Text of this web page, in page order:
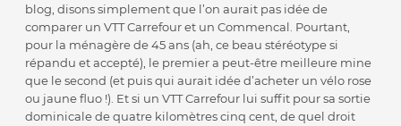
blog, disons simplement que l’on aurait pas idée de
comparer un VTT Carrefour et un Commencal. Pourtant,
pour la ménagère de 45 ans (ah, ce beau stéréotype si
répandu et accepté), le premier a peut-être meilleure mine
que le second (et puis qui aurait idée d’acheter un vélo rose
ou jaune fluo !). Et si un VTT Carrefour lui suffit pour sa sortie
dominicale de quatre kilomètres cinq cent, de quel droit